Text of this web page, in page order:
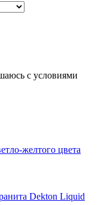
с условиями
желтого цвета
Dekton Liquid